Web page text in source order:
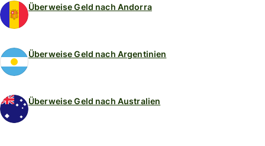
Überweise Geld nach Andorra
Überweise Geld nach Argentinien
Überweise Geld nach Australien